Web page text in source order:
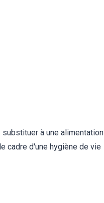
à une alimentation
cadre d'une hygiène de vie